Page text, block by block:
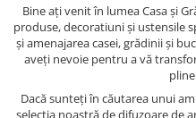
Bine ați venit în lumea Casa și
produse, decoratiuni și ustensile
și amenajarea casei, grădinii și
aveți nevoie pentru a vă
Dacă sunteți în căutarea unui
selecția noastră de difuzoare de